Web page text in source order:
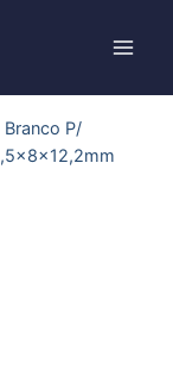
Branco P/